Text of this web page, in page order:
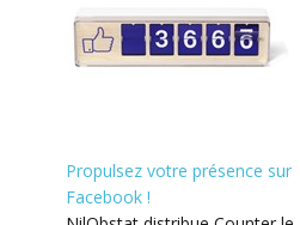
Propulsez votre présence sur
Facebook !